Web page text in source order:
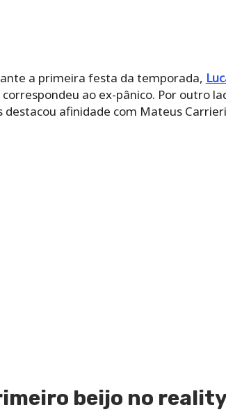
a primeira festa da temporada,
correspondeu ao ex-pânico. Por outro
destacou afinidade com Mateus
beijo no